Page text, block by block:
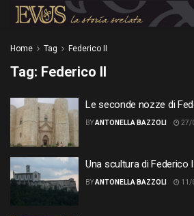
Home Tag Federico II
Tag: Federico II
Le seconde nozze di
BYANTONELLA BAZZOLI 27/
Una scultura di Federico
BYANTONELLA BAZZOLI 11/